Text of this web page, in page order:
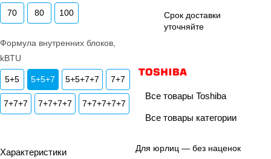
70 80 100
Формула внутренних блоков,
kBTU
5+5 5+5+7 5+5+7+7 7+7
7+7+7 7+7+7+7 7+7+7+7+7
Характеристики
Срок доставки
уточняйте
Все товары Toshiba
Все товары категории
Для юрлиц — без наценок